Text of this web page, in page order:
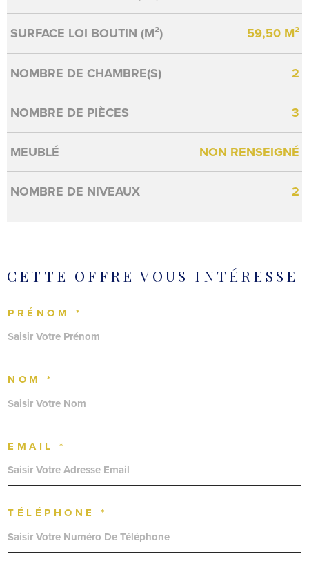
SURFACE LOI BOUTIN (M²) 59,50 M²
NOMBRE DE CHAMBRE(S) 2
NOMBRE DE PIÈCES 3
MEUBLÉ NON RENSEIGNÉ
NOMBRE DE NIVEAUX 2
CETTE OFFRE VOUS INTÉRESSE
PRÉNOM *
NOM *
EMAIL *
TÉLÉPHONE *